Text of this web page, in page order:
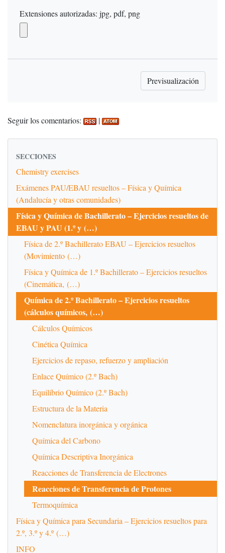
Extensiones autorizadas: jpg, pdf, png
Seguir los comentarios: |
SECCIONES
Chemistry exercises
Exámenes PAU/EBAU resueltos – Física y Química
(Andalucía y otras comunidades)
Física y Química de Bachillerato – Ejercicios resueltos de
EBAU y PAU (1.º y (…)
Física de 2.º Bachillerato EBAU – Ejercicios resueltos
(Movimiento (…)
Física y Química de 1.º Bachillerato – Ejercicios resueltos
(Cinemática, (…)
Química de 2.º Bachillerato – Ejercicios resueltos
(cálculos químicos, (…)
Cálculos Químicos
Cinética Química
Ejercicios de repaso, refuerzo y ampliación
Enlace Químico (2.º Bach)
Equilibrio Químico (2.º Bach)
Estructura de la Materia
Nomenclatura inorgánica y orgánica
Química del Carbono
Química Descriptiva Inorgánica
Reacciones de Transferencia de Electrones
Reacciones de Transferencia de Protones
Termoquímica
Física y Química para Secundaria – Ejercicios resueltos para
2.º, 3.º y 4.º (…)
INFO